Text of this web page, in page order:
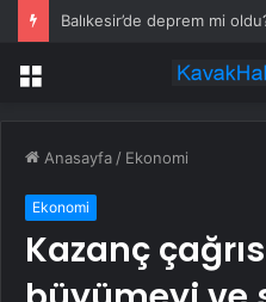
Menü
Anasayfa / Ekonomi
Ekonomi
Kazanç